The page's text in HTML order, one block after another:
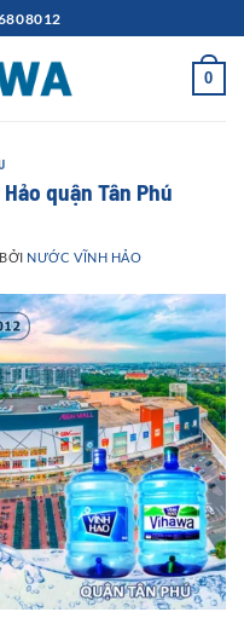
0
quận Tân Phú
BỞI NƯỚC VĨNH HẢO